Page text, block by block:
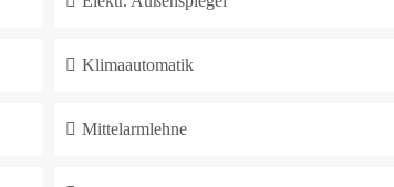
Klimaautomatik
Mittelarmlehne